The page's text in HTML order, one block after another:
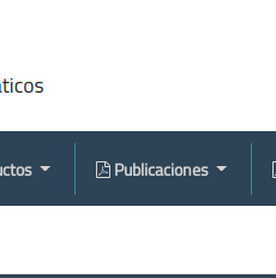
Publicaciones